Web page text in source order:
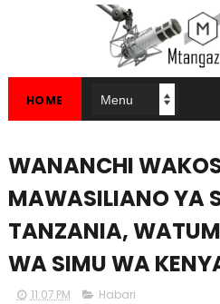
HOME
WANANCHI
MAWASILIANO YA
TANZANIA,
WA SIMU WA
11:07 PM Habari